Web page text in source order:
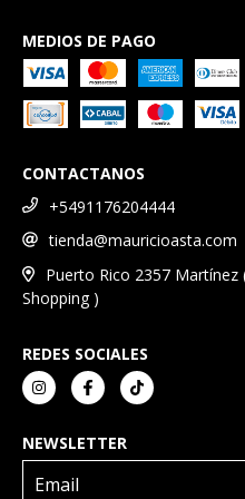
MEDIOS DE PAGO
CONTACTANOS
+5491176204444
tienda@mauricioasta.com
Puerto Rico 2357 Martínez
Shopping )
REDES SOCIALES
NEWSLETTER